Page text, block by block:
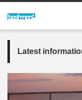
Latest